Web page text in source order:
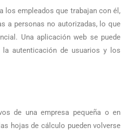
los empleados que trabajan con él,
a personas no autorizadas, lo que
Una aplicación web se puede
autenticación de usuarios y los
de una empresa pequeña o en
hojas de cálculo pueden volverse